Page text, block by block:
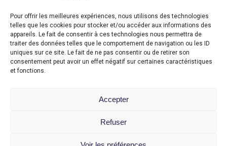
Pour offrir les meilleures expériences, nous utilisons des technologies
telles que les cookies pour stocker et/ou accéder aux informations des
appareils. Le fait de consentir à ces technologies nous permettra de
traiter des données telles que le comportement de navigation ou les ID
uniques sur ce site. Le fait de ne pas consentir ou de retirer son
consentement peut avoir un effet négatif sur certaines caractéristiques
et fonctions.
Accepter
Refuser
Politique de confidentialité
Mentions légales
Espace membre